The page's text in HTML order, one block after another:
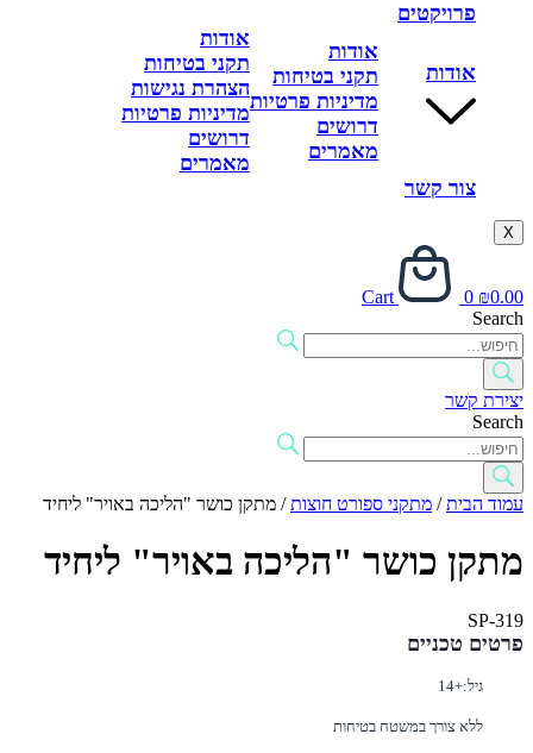
פרויקטים
אודות
אודות
תקני בטיחות
מדיניות פרטיות
דרושים
מאמרים
אודות
תקני בטיחות
הצהרת נגישות
מדיניות פרטיות
דרושים
מאמרים
צור קשר
X
₪0.00
0
Cart
Search
יצירת קשר
Search
עמוד הבית/ מתקני ספורט חוצות/ מתקן כושר "הליכה באויר" ליחיד
מתקן כושר "הליכה באויר" ליחיד
SP-319
פרטים טכניים
גיל:+14
ללא צורך במשטח בטיחות